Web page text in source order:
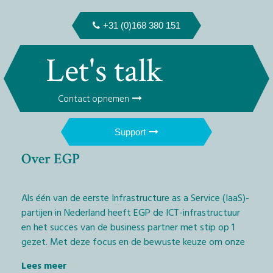
+31 (0)168 380 151
Let's talk
Contact opnemen
Support
Over EGP
Als één van de eerste Infrastructure as a Service (IaaS)-
partijen in Nederland heeft EGP de ICT-infrastructuur
en het succes van de business partner met stip op 1
gezet. Met deze focus en de bewuste keuze om onze
Lees meer